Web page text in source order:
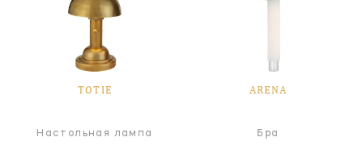
TOTIE
Настольная лампа
ARENA
Бра